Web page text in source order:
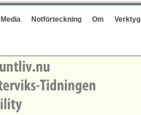
Media Notförteckning Om Verktyg